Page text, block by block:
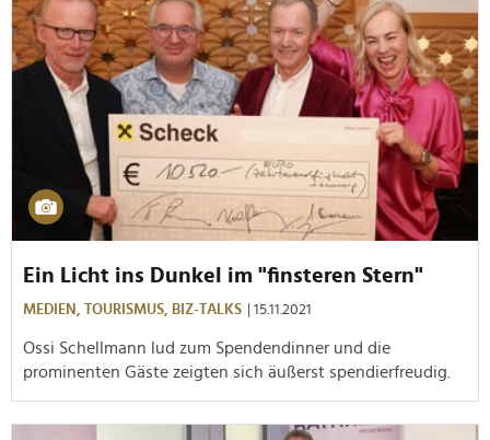
Ein Licht ins Dunkel im "finsteren Stern"
MEDIEN, TOURISMUS, BIZ-TALKS | 15.11.2021
Ossi Schellmann lud zum Spendendinner und die
prominenten Gäste zeigten sich äußerst spendierfreudig.